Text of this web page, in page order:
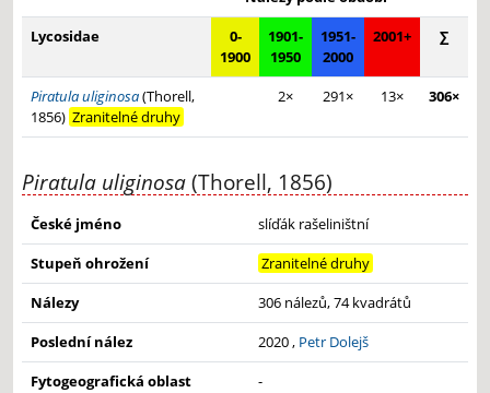
−
Lycosidae
0-
1900
1901-
1950
1951-
2000
2001+ ∑
Piratula uliginosa(Thorell,
1856) Zranitelné druhy
2× 291× 13× 306×
Piratula uliginosa(Thorell, 1856)
České jméno
slíďák rašeliništní
Stupeň ohrožení
Zranitelné druhy
Nálezy
306 nálezů, 74 kvadrátů
Poslední nález
2020 , Petr Dolejš
Fytogeografická oblast
-